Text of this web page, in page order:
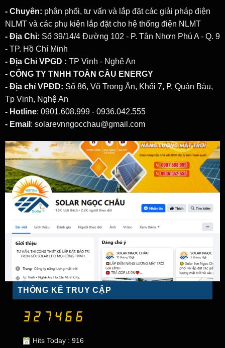
- Chuyên: phân phối, tư vấn và lắp đặt các giải pháp điện
NLMT và các phụ kiện lắp đặt cho hệ thống điện NLMT
- Địa Chỉ: Số 39/14/4 Đường 102 - P. Tân Nhơn Phú A - Q. 9
- TP. Hồ Chí Minh
- Địa Chỉ VPGD : TP Vinh - Nghệ An
- CÔNG TY TNHH TOÀN CẦU ENERGY
- Địa chỉ VPĐD: Số 86, Võ Trọng Ân, Khối 7, P. Quán Bàu,
Tp Vinh, Nghệ An
- Hotline: 0901.608.999 - 0936.042.555
- Email : solarevnngocchau@gmail.com
THỐNG KÊ TRUY CẬP
Hits Today : 916